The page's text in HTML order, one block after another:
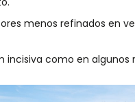
menos refinados en
incisiva como en algunos